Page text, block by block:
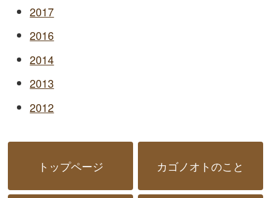
2017
2016
2014
2013
2012
トップページ カゴノオトのこと